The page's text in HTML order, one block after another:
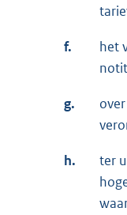
f.
het
g.
h.
ter